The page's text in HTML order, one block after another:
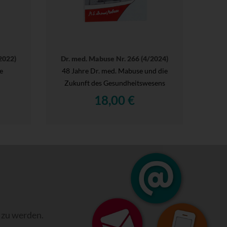
Dr. med. Mabuse Nr. 266 (4/2024)
48 Jahre Dr. med. Mabuse und die
Zukunft des Gesundheitswesens
18,00 €
werden.